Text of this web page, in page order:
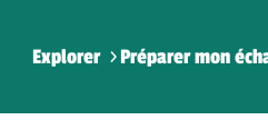
Explorer Préparer mon